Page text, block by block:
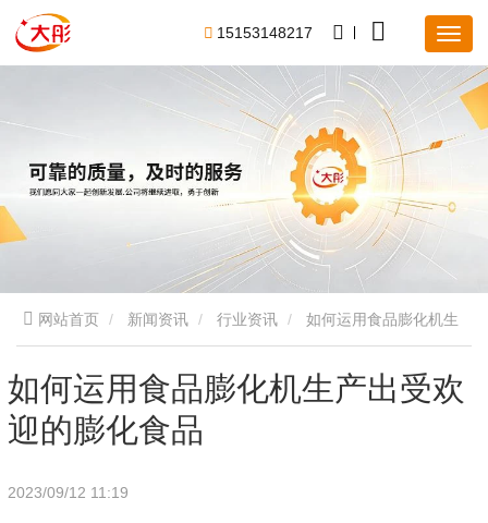
15153148217
网站首页 新闻资讯 行业资讯
产出受欢迎的膨化食品
如何运用食品膨化机生产出受欢
迎的膨化食品
2023/09/12 11:19